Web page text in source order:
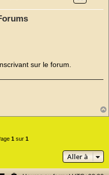
sur le forum.
1 sur 1
Aller à